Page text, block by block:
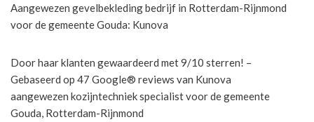
Aangewezen gevelbekleding bedrijf in Rotterdam-Rijnmond
voor de gemeente Gouda: Kunova
Door haar klanten gewaardeerd met 9/10 sterren! –
Gebaseerd op 47 Google® reviews van Kunova
aangewezen kozijntechniek specialist voor de gemeente
Gouda, Rotterdam-Rijnmond